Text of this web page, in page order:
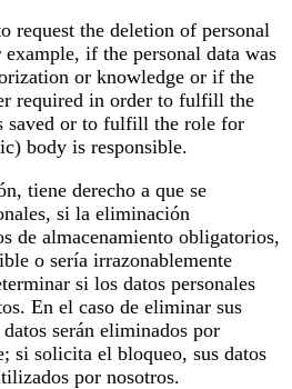
request the deletion of personal
if the personal data was
or knowledge or if the
required in order to fulfill the
saved or to fulfill the role for
body is responsible.
tiene derecho a que se
si la eliminación
de almacenamiento obligatorios,
o sería irrazonablemente
si los datos personales
En el caso de eliminar sus
serán eliminados por
si solicita el bloqueo, sus datos
por nosotros.